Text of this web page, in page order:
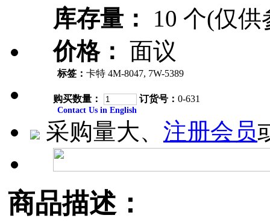
库存量：
10 个(仅供
价格： 面议
标签： 卡特 4M-8047, 7W-5389
购买数量： 订货号： 0-631
Contact Us in English
采购量大、 注册会员
商品描述：